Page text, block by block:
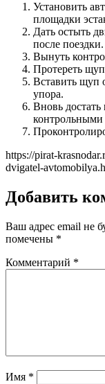
Установить
площадки
Дать остыть
после поездки.
Вынуть
Протереть
Вставить щуп
упора.
Вновь достать
контрольными
https://pirat-
dvigatel-
Добавить
Ваш адрес email не
помечены *
Комментарий *
Имя *